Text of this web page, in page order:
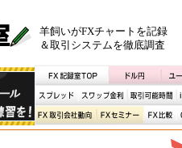
羊飼いがFXチャートを記録
＆取引システムを徹底調査